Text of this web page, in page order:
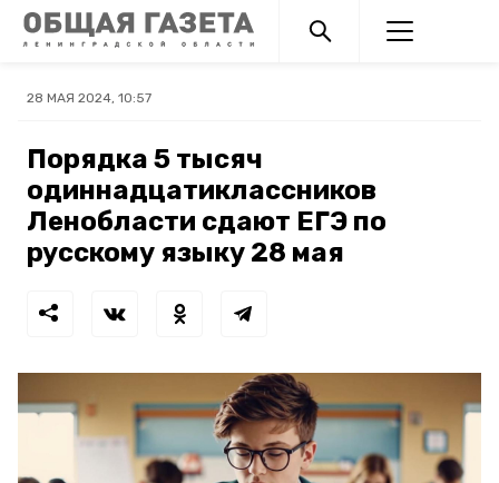
28 МАЯ 2024, 10:57
Порядка 5 тысяч
одиннадцатиклассников
Ленобласти сдают ЕГЭ по
русскому языку 28 мая